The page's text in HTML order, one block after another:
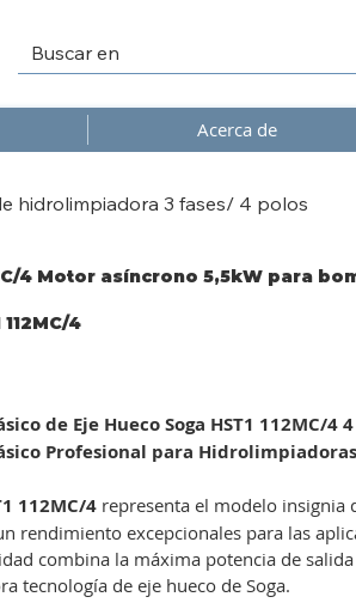
Acerca de
hidrolimpiadora 3 fases/ 4 polos
4 Motor asíncrono 5,5kW para
112MC/4
de Eje Hueco Soga HST1 112MC/4
Profesional para
112MC/4 representa el modelo insignia
rendimiento excepcionales para las
combina la máxima potencia de
tecnología de eje hueco de Soga.